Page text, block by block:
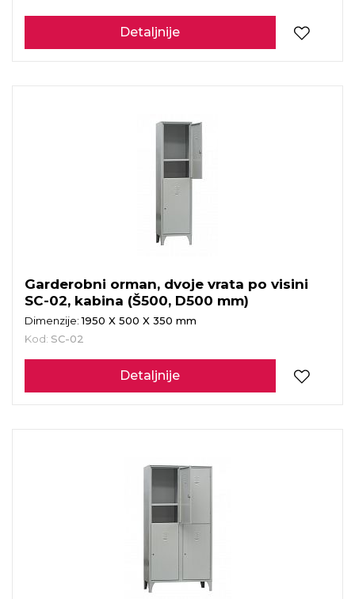
Detaljnije
Garderobni orman, dvoje vrata po visini
SC-02, kabina (Š500, D500 mm)
Dimenzije:1950 X 500 X 350 mm
Kod: SC-02
Detaljnije